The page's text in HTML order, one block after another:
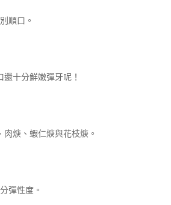
順口。
十分鮮嫩彈牙呢！
焿、蝦仁焿與花枝焿。
彈性度。